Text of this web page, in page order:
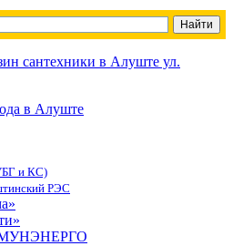
и КС)
РЭС